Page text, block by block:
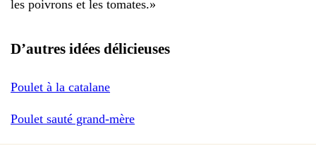
les poivrons et les tomates.»
D’autres idées délicieuses
Poulet à la catalane
Poulet sauté grand-mère